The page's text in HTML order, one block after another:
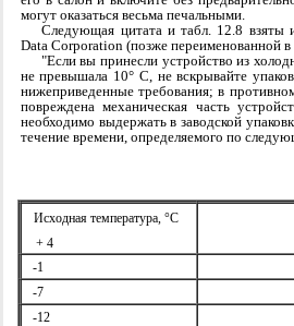
могут ока­заться весьма печальными.
Следующая цитата и табл. 12.8 взяты
Data Corporation (позже переименованной в
"Если вы принесли устройство из
не превышала 10° С, не вскрывайте
нижепри­веденные требования; в
повреждена механическая часть
необходимо выдер­жать в заводской
течение времени, оп­ределяемого по
Исходная температура, °С
+ 4
-1
-7
-12